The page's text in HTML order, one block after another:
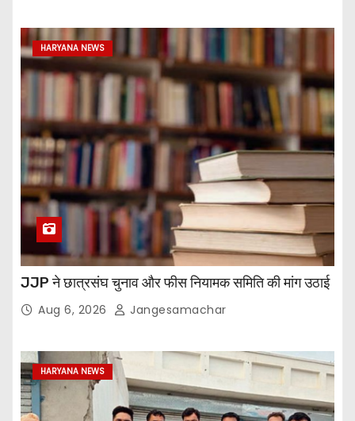
HARYANA NEWS
JJP ने छात्रसंघ चुनाव और फीस नियामक समिति की मांग उठाई
Aug 6, 2026 Jangesamachar
HARYANA NEWS